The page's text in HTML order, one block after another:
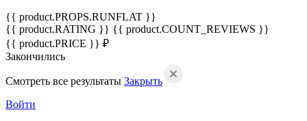
{{ product.PROPS.RUNFLAT }}
{{ product.RATING }} {{ product.COUNT_REVIEWS }}
{{ product.PRICE }} ₽
Закончились
Смотреть все результаты Закрыть
Войти